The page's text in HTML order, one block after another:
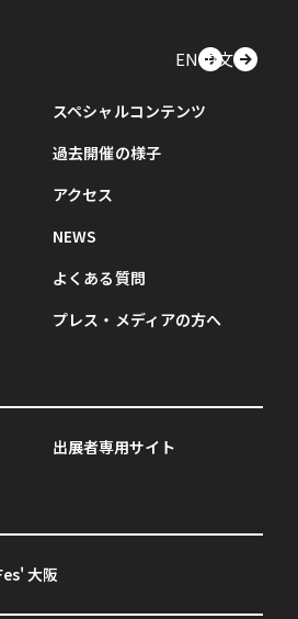
EN中文
スペシャルコンテンツ
過去開催の様子
アクセス
NEWS
よくある質問
プレス・メディアの方へ
出展者専用サイト
大阪